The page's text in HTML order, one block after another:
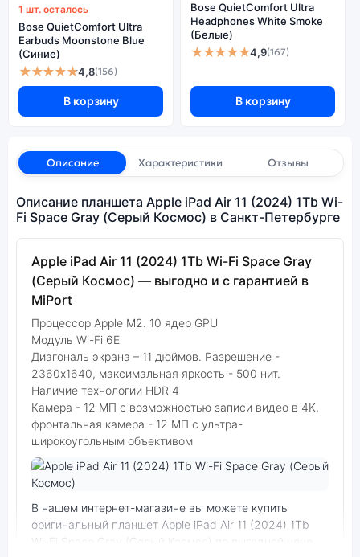
1 шт. осталось
Bose QuietComfort Ultra
Earbuds Moonstone Blue
(Синие)
★★★★★4,8(156)
В корзину
Bose QuietComfort Ultra
Headphones White Smoke
(Белые)
★★★★★4,9(167)
В корзину
Описание Характеристики Отзывы
Описание планшета Apple iPad Air 11 (2024) 1Tb Wi-
Fi Space Gray (Серый Космос) в Санкт-Петербурге
Apple iPad Air 11 (2024) 1Tb Wi-Fi Space Gray
(Серый Космос) — выгодно и с гарантией в
MiPort
Процессор Apple M2. 10 ядер GPU
Модуль Wi-Fi 6E
Диагональ экрана – 11 дюймов. Разрешение -
2360x1640, максимальная яркость - 500 нит.
Наличие технологии HDR 4
Камера - 12 МП с возможностью записи видео в 4K,
фронтальная камера - 12 МП с ультра-
широкоугольным объективом
В нашем интернет-магазине вы можете купить
оригинальный планшет Apple iPad Air 11 (2024) 1Tb
Wi-Fi Space Gray (Серый Космос) по выгодной цене.